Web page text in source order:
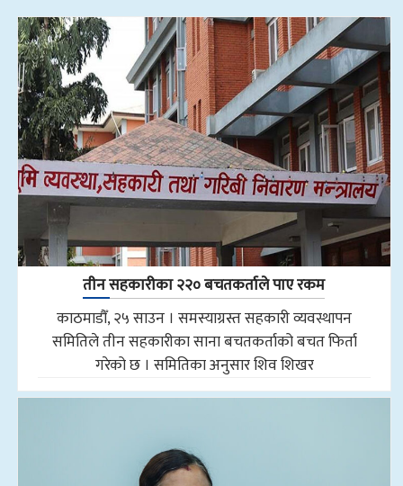
तीन सहकारीका २२० बचतकर्ताले पाए रकम
काठमाडौँ, २५ साउन । समस्याग्रस्त सहकारी व्यवस्थापन
समितिले तीन सहकारीका साना बचतकर्ताको बचत फिर्ता
गरेको छ । समितिका अनुसार शिव शिखर